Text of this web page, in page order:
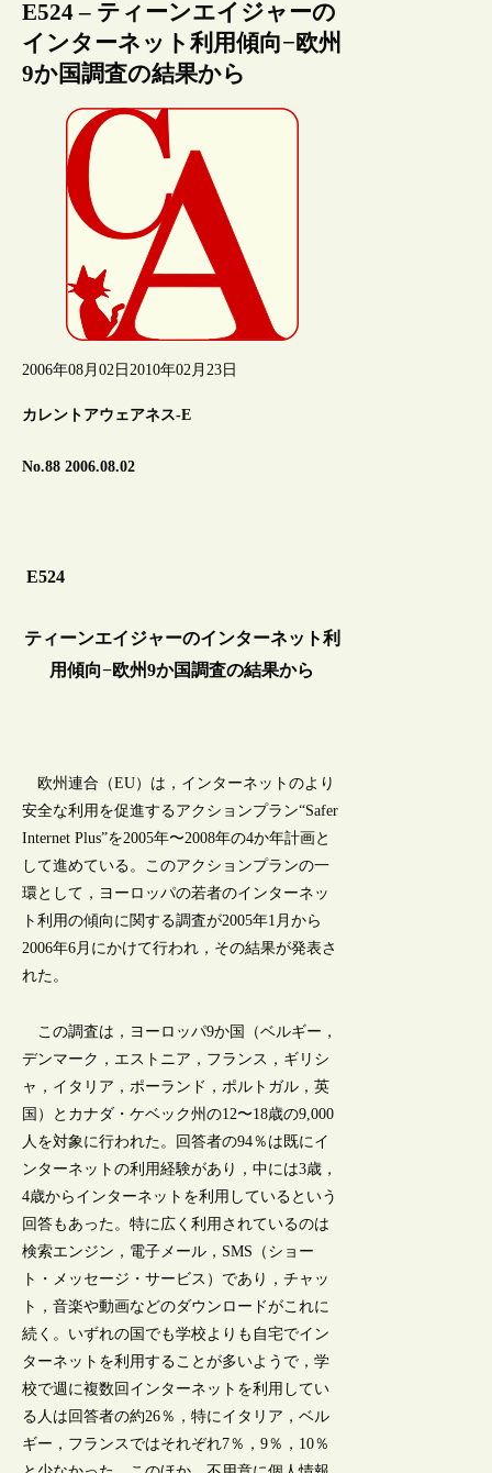
E524 – ティーンエイジャーの
インターネット利用傾向−欧州
9か国調査の結果から
2006年08月02日 2010年02月23日
カレントアウェアネス-E
No.88 2006.08.02
E524
ティーンエイジャーのインターネット利
用傾向−欧州9か国調査の結果から
欧州連合（EU）は，インターネットのより
安全な利用を促進するアクションプラン“Safer
Internet Plus”を2005年〜2008年の4か年計画と
して進めている。このアクションプランの一
環として，ヨーロッパの若者のインターネッ
ト利用の傾向に関する調査が2005年1月から
2006年6月にかけて行われ，その結果が発表さ
れた。
この調査は，ヨーロッパ9か国（ベルギー，
デンマーク，エストニア，フランス，ギリシ
ャ，イタリア，ポーランド，ポルトガル，英
国）とカナダ・ケベック州の12〜18歳の9,000
人を対象に行われた。回答者の94％は既にイ
ンターネットの利用経験があり，中には3歳，
4歳からインターネットを利用しているという
回答もあった。特に広く利用されているのは
検索エンジン，電子メール，SMS（ショー
ト・メッセージ・サービス）であり，チャッ
ト，音楽や動画などのダウンロードがこれに
続く。いずれの国でも学校よりも自宅でイン
ターネットを利用することが多いようで，学
校で週に複数回インターネットを利用してい
る人は回答者の約26％，特にイタリア，ベル
ギー，フランスではそれぞれ7％，9％，10％